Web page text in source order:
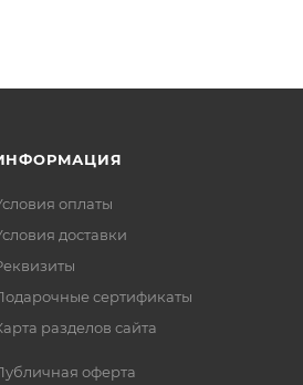
оплаты
доставки
сертификаты
разделов сайта
оферта